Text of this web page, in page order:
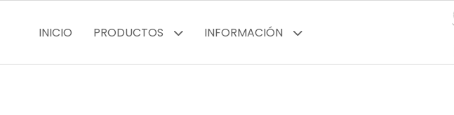
INICIO PRODUCTOS INFORMACIÓN